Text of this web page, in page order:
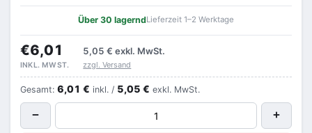
Über 30 lagerndLieferzeit 1–2 Werktage
€6,01 5,05 € exkl. MwSt.
INKL. MWST. zzgl. Versand
Gesamt: 6,01 € inkl. / 5,05 € exkl. MwSt.
− +